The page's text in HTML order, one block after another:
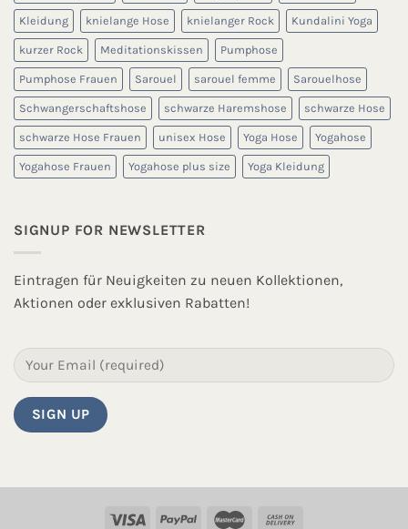
Kleidung knielange Hose knielanger Rock Kundalini Yoga
kurzer Rock Meditationskissen Pumphose
Pumphose Frauen Sarouel sarouel femme Sarouelhose
Schwangerschaftshose schwarze Haremshose schwarze Hose
schwarze Hose Frauen unisex Hose Yoga Hose Yogahose
Yogahose Frauen Yogahose plus size Yoga Kleidung
SIGNUP FOR NEWSLETTER
Eintragen für Neuigkeiten zu neuen Kollektionen,
Aktionen oder exklusiven Rabatten!